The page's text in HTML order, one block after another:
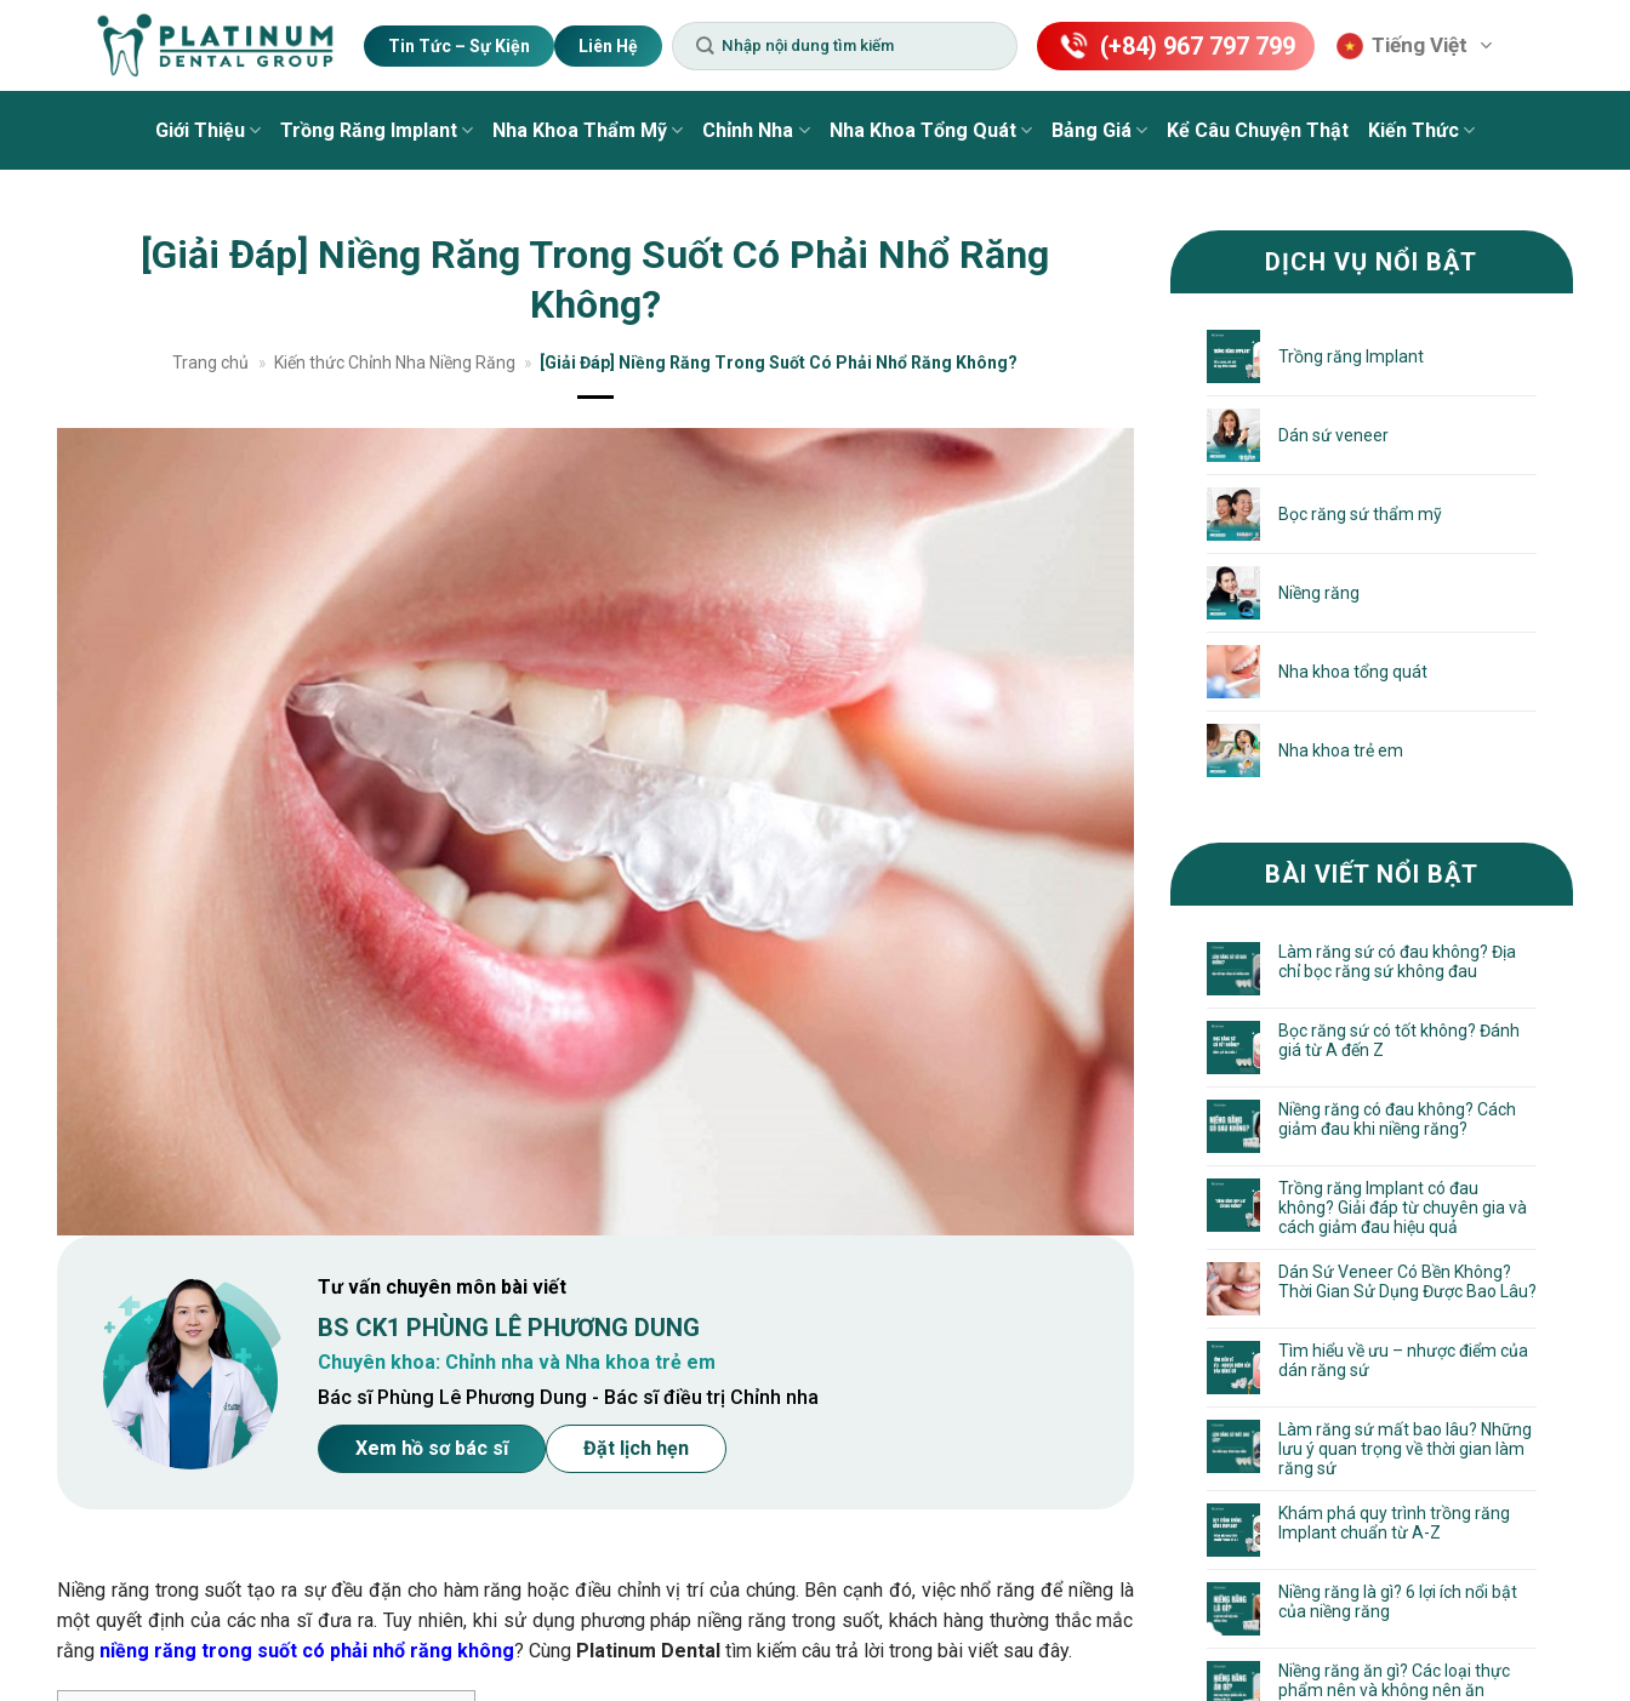
Tin Tức – Sự Kiện Liên Hệ (+84) 967 797 799 Tiếng Việt
Giới Thiệu Trồng Răng Implant Nha Khoa Thẩm Mỹ Chỉnh Nha Nha Khoa Tổng Quát Bảng Giá Kể Câu Chuyện Thật Kiến Thức
[Giải Đáp] Niềng Răng Trong Suốt Có Phải Nhổ Răng
Không?
Trang chủ » Kiến thức Chỉnh Nha Niềng Răng » [Giải Đáp] Niềng Răng Trong Suốt Có Phải Nhổ Răng Không?
Tư vấn chuyên môn bài viết
BS CK1 PHÙNG LÊ PHƯƠNG DUNG
Chuyên khoa: Chỉnh nha và Nha khoa trẻ em
Bác sĩ Phùng Lê Phương Dung - Bác sĩ điều trị Chỉnh nha
Xem hồ sơ bác sĩ Đặt lịch hẹn
Niềng răng trong suốt tạo ra sự đều đặn cho hàm răng hoặc điều chỉnh vị trí của chúng. Bên cạnh đó, việc nhổ răng để niềng là
một quyết định của các nha sĩ đưa ra. Tuy nhiên, khi sử dụng phương pháp niềng răng trong suốt, khách hàng thường thắc mắc
rằng niềng răng trong suốt có phải nhổ răng không? Cùng Platinum Dental tìm kiếm câu trả lời trong bài viết sau đây.
DỊCH VỤ NỔI BẬT
Trồng răng Implant
Dán sứ veneer
Bọc răng sứ thẩm mỹ
Niềng răng
Nha khoa tổng quát
Nha khoa trẻ em
BÀI VIẾT NỔI BẬT
Làm răng sứ có đau không? Địa
chỉ bọc răng sứ không đau
Bọc răng sứ có tốt không? Đánh
giá từ A đến Z
Niềng răng có đau không? Cách
giảm đau khi niềng răng?
Trồng răng Implant có đau
không? Giải đáp từ chuyên gia và
cách giảm đau hiệu quả
Dán Sứ Veneer Có Bền Không?
Thời Gian Sử Dụng Được Bao Lâu?
Tìm hiểu về ưu – nhược điểm của
dán răng sứ
Làm răng sứ mất bao lâu? Những
lưu ý quan trọng về thời gian làm
răng sứ
Khám phá quy trình trồng răng
Implant chuẩn từ A-Z
Niềng răng là gì? 6 lợi ích nổi bật
của niềng răng
Niềng răng ăn gì? Các loại thực
phẩm nên và không nên ăn